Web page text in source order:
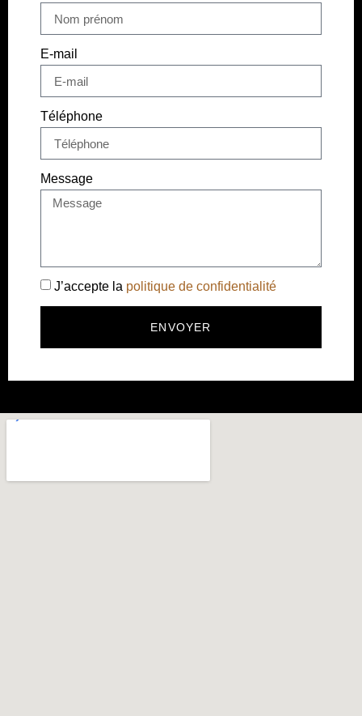
E-mail
Téléphone
Message
J’accepte la politique de confidentialité
ENVOYER